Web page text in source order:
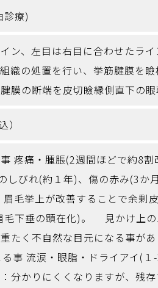
診療)
ン、左目は右目に合わせたラ
織の処置を行い、挙筋腱膜を
膜の断端を皮切瞼縁側直下の
）
疼痛・腫脹(2週間ほどで約8
しびれ(約１年)、傷の赤み(3
毛挙上が改善することで余剰
毛下垂の顕在化)。 見かけ上
たく不自然な目元になる事が
事 流涙・眼脂・ドライアイ(
分かりにくくなりますが、残